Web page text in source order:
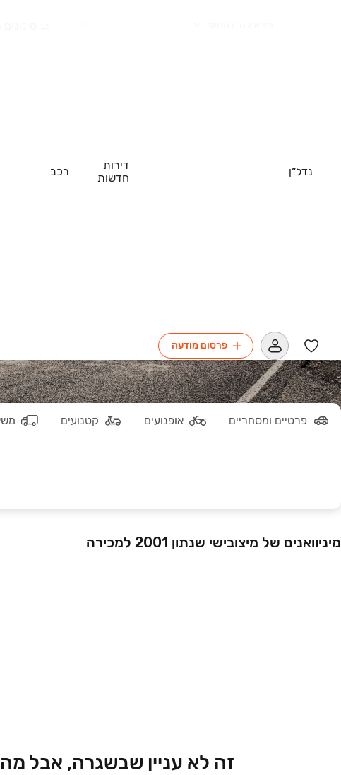
נדל״ן
דירות
חדשות
רכב
פרסום מודעה
פרטיים ומסחריים אופנועים קטנועים
מיניוואנים של מיצובישי שנתון 2001 למכירה
זה לא עניין שבשגרה, אבל